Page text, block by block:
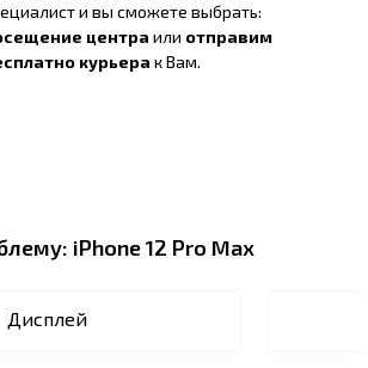
и вы сможете выбрать:
центра или отправим
курьера к Вам.
iPhone 12 Pro Max
Дисплей